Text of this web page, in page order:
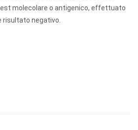
molecolare o antigenico, effettuato
risultato negativo.